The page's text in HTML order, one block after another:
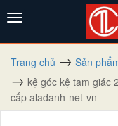
Trang chủ
Sản
kệ góc kệ tam giác
cấp aladanh-net-vn